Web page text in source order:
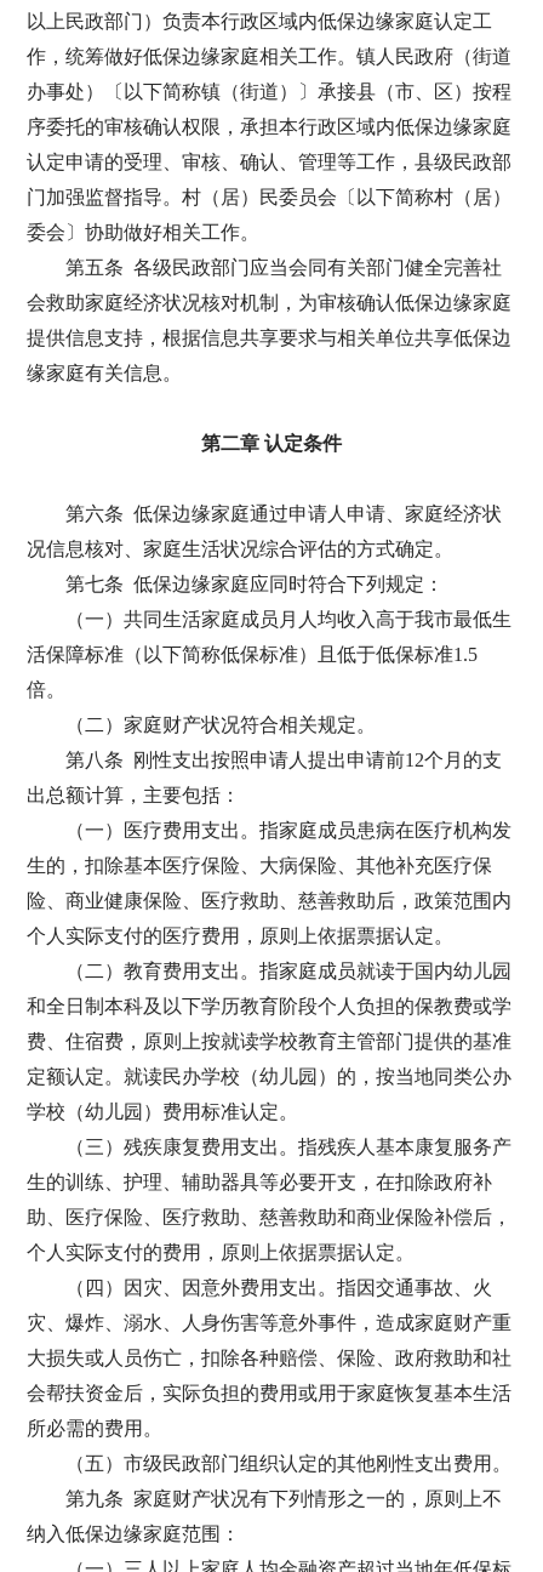
以上民政部门）负责本行政区域内低保边缘家庭认定工
作，统筹做好低保边缘家庭相关工作。镇人民政府（街道
办事处）〔以下简称镇（街道）〕承接县（市、区）按程
序委托的审核确认权限，承担本行政区域内低保边缘家庭
认定申请的受理、审核、确认、管理等工作，县级民政部
门加强监督指导。村（居）民委员会〔以下简称村（居）
委会〕协助做好相关工作。
第五条 各级民政部门应当会同有关部门健全完善社
会救助家庭经济状况核对机制，为审核确认低保边缘家庭
提供信息支持，根据信息共享要求与相关单位共享低保边
缘家庭有关信息。
第二章 认定条件
第六条 低保边缘家庭通过申请人申请、家庭经济状
况信息核对、家庭生活状况综合评估的方式确定。
第七条 低保边缘家庭应同时符合下列规定：
（一）共同生活家庭成员月人均收入高于我市最低生
活保障标准（以下简称低保标准）且低于低保标准1.5
倍。
（二）家庭财产状况符合相关规定。
第八条 刚性支出按照申请人提出申请前12个月的支
出总额计算，主要包括：
（一）医疗费用支出。指家庭成员患病在医疗机构发
生的，扣除基本医疗保险、大病保险、其他补充医疗保
险、商业健康保险、医疗救助、慈善救助后，政策范围内
个人实际支付的医疗费用，原则上依据票据认定。
（二）教育费用支出。指家庭成员就读于国内幼儿园
和全日制本科及以下学历教育阶段个人负担的保教费或学
费、住宿费，原则上按就读学校教育主管部门提供的基准
定额认定。就读民办学校（幼儿园）的，按当地同类公办
学校（幼儿园）费用标准认定。
（三）残疾康复费用支出。指残疾人基本康复服务产
生的训练、护理、辅助器具等必要开支，在扣除政府补
助、医疗保险、医疗救助、慈善救助和商业保险补偿后，
个人实际支付的费用，原则上依据票据认定。
（四）因灾、因意外费用支出。指因交通事故、火
灾、爆炸、溺水、人身伤害等意外事件，造成家庭财产重
大损失或人员伤亡，扣除各种赔偿、保险、政府救助和社
会帮扶资金后，实际负担的费用或用于家庭恢复基本生活
所必需的费用。
（五）市级民政部门组织认定的其他刚性支出费用。
第九条 家庭财产状况有下列情形之一的，原则上不
纳入低保边缘家庭范围：